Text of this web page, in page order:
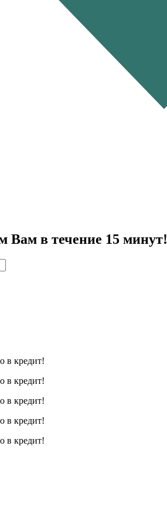
Вам в течение 15 минут!
в кредит!
в кредит!
в кредит!
в кредит!
в кредит!